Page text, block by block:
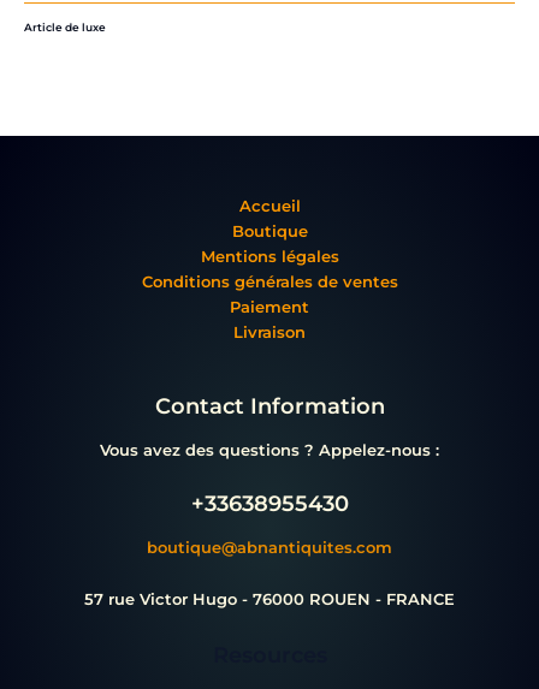
Article de luxe
Accueil
Boutique
Mentions légales
Conditions générales de ventes
Paiement
Livraison
Contact Information
Vous avez des questions ? Appelez-nous :
+33638955430
boutique@abnantiquites.com
57 rue Victor Hugo - 76000 ROUEN - FRANCE